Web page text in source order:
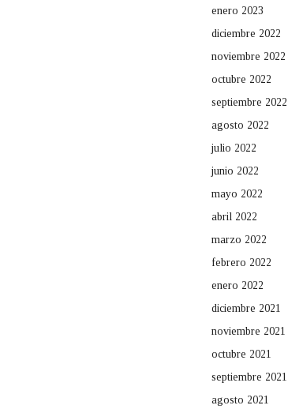
enero 2023
diciembre 2022
noviembre 2022
octubre 2022
septiembre 2022
agosto 2022
julio 2022
junio 2022
mayo 2022
abril 2022
marzo 2022
febrero 2022
enero 2022
diciembre 2021
noviembre 2021
octubre 2021
septiembre 2021
agosto 2021